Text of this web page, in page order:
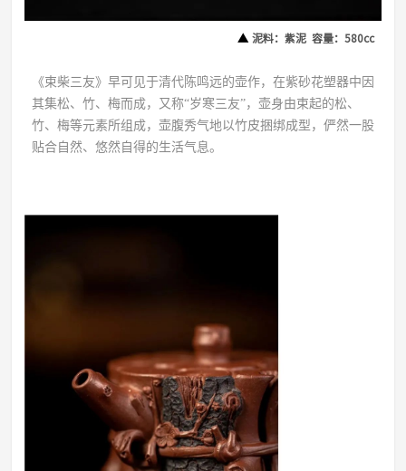
▲泥料：紫泥 容量：580cc
《束柴三友》早可见于清代陈鸣远的壶作，在紫砂花塑器中因
其集松、竹、梅而成，又称“岁寒三友”，壶身由束起的松、
竹、梅等元素所组成，壶腹秀气地以竹皮捆绑成型，俨然一股
贴合自然、悠然自得的生活气息。